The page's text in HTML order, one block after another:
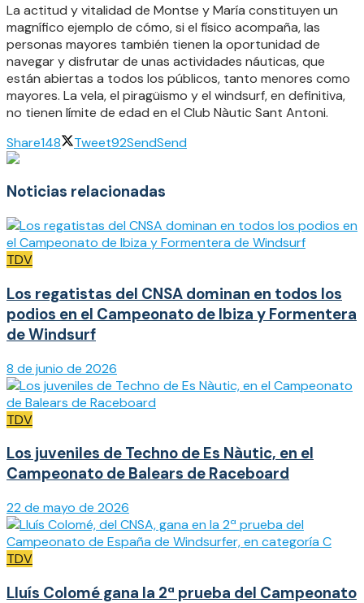
La actitud y vitalidad de Montse y María constituyen un
magnífico ejemplo de cómo, si el físico acompaña, las
personas mayores también tienen la oportunidad de
navegar y disfrutar de unas actividades náuticas, que
están abiertas a todos los públicos, tanto menores como
mayores. La vela, el piragüismo y el windsurf, en definitiva,
no tienen límite de edad en el Club Nàutic Sant Antoni.
Share148 Tweet92SendSend
Noticias relacionadas
TDV
Los regatistas del CNSA dominan en todos los
podios en el Campeonato de Ibiza y Formentera
de Windsurf
8 de junio de 2026
TDV
Los juveniles de Techno de Es Nàutic, en el
Campeonato de Balears de Raceboard
22 de mayo de 2026
TDV
Lluís Colomé gana la 2ª prueba del Campeonato